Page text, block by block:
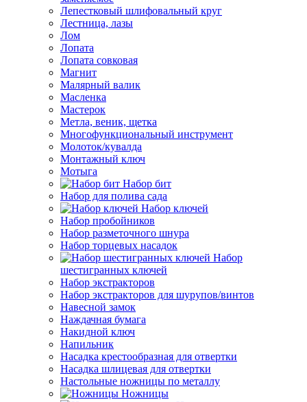
Лепестковый шлифовальный круг
Лестница, лазы
Лом
Лопата
Лопата совковая
Магнит
Малярный валик
Масленка
Мастерок
Метла, веник, щетка
Многофункциональный инструмент
Молоток/кувалда
Монтажный ключ
Мотыга
Набор бит
Набор для полива сада
Набор ключей
Набор пробойников
Набор разметочного шнура
Набор торцевых насадок
Набор
шестигранных ключей
Набор экстракторов
Набор экстракторов для шурупов/винтов
Навесной замок
Наждачная бумага
Накидной ключ
Напильник
Насадка крестообразная для отвертки
Насадка шлицевая для отвертки
Настольные ножницы по металлу
Ножницы